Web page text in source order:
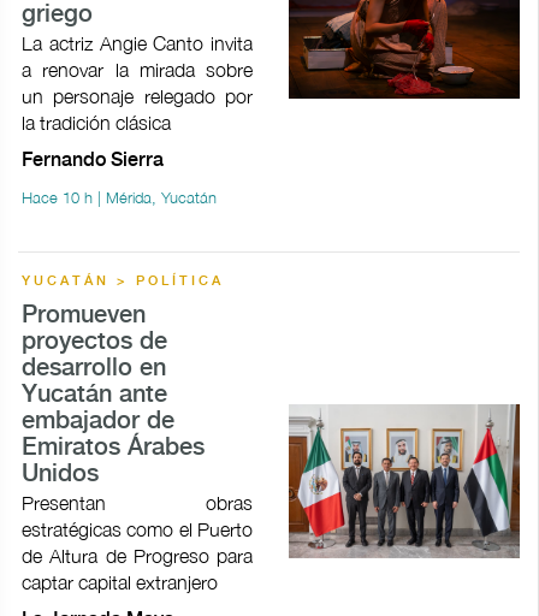
griego
La actriz Angie Canto invita
a renovar la mirada sobre
un personaje relegado por
la tradición clásica
Fernando Sierra
Hace 10 h | Mérida, Yucatán
YUCATÁN > POLÍTICA
Promueven
proyectos de
desarrollo en
Yucatán ante
embajador de
Emiratos Árabes
Unidos
Presentan obras
estratégicas como el Puerto
de Altura de Progreso para
captar capital extranjero